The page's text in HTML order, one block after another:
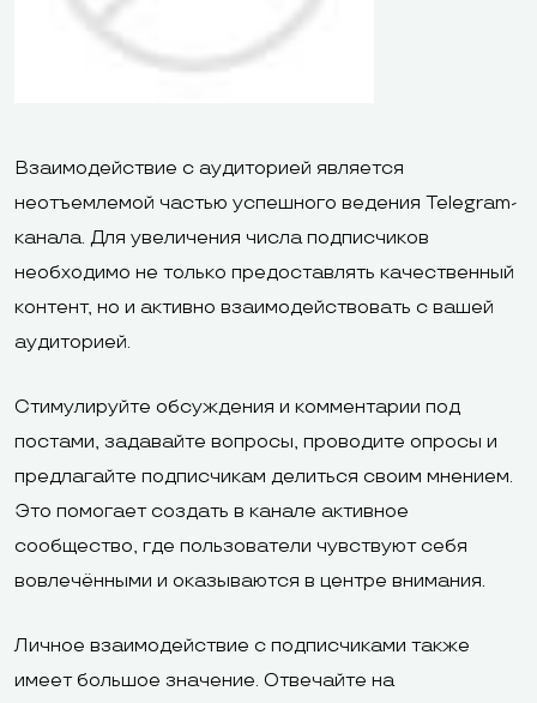
Взаимодействие с аудиторией является
неотъемлемой частью успешного ведения Telegram-
канала. Для увеличения числа подписчиков
необходимо не только предоставлять качественный
контент, но и активно взаимодействовать с вашей
аудиторией.
Стимулируйте обсуждения и комментарии под
постами, задавайте вопросы, проводите опросы и
предлагайте подписчикам делиться своим мнением.
Это помогает создать в канале активное
сообщество, где пользователи чувствуют себя
вовлечёнными и оказываются в центре внимания.
Личное взаимодействие с подписчиками также
имеет большое значение. Отвечайте на